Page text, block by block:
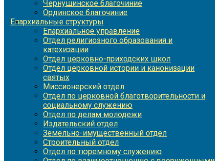
Чернушинское благочиние
Ординское благочиние
Епархиальные структуры
Епархиальное управление
Отдел религиозного образования и
катехизации
Отдел церковно-приходских школ
Отдел церковной истории и канонизации
святых
Миссионерский отдел
Отдел по церковной благотворительности и
социальному служению
Отдел по делам молодежи
Издательский отдел
Земельно-имущественный отдел
Строительный отдел
Отдел по тюремному служению